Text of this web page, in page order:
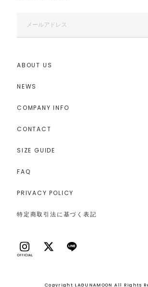
ABOUT US
NEWS
COMPANY INFO
CONTACT
SIZE GUIDE
FAQ
PRIVACY POLICY
特定商取引法に基づく表記
Copyright LAGUNAMOON All Rights